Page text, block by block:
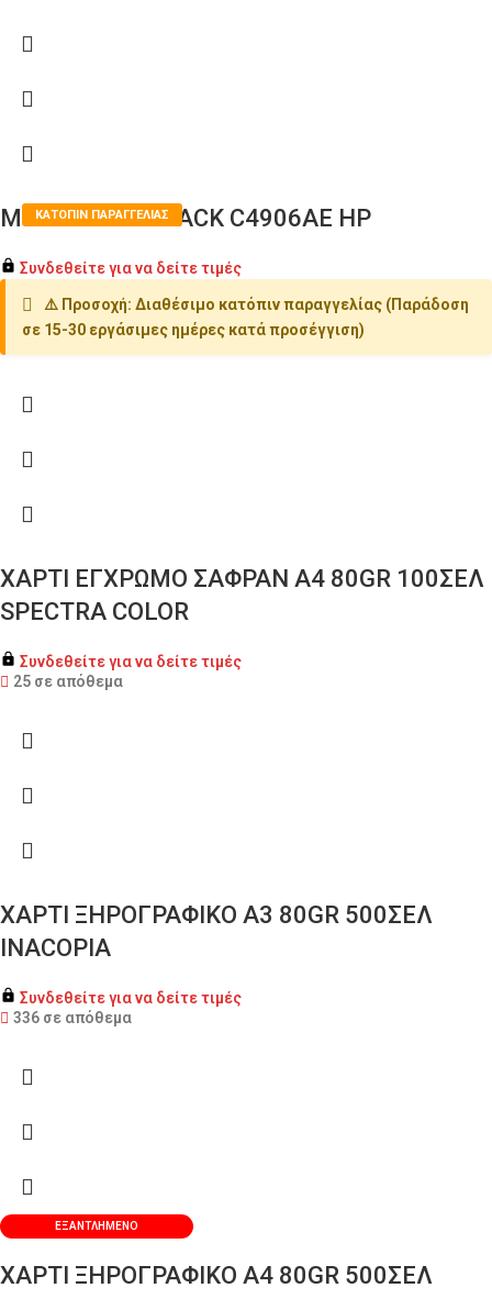
ΚΑΤΟΠΙΝ ΠΑΡΑΓΓΕΛΙΑΣ
ΜΕΛΑΝΙ 940 BLACK C4906AE HP
Συνδεθείτε για να δείτε τιμές
⚠️ Προσοχή: Διαθέσιμο κατόπιν παραγγελίας (Παράδοση
σε 15-30 εργάσιμες ημέρες κατά προσέγγιση)
ΧΑΡΤΙ ΕΓΧΡΩΜΟ ΣΑΦΡΑΝ Α4 80GR 100ΣΕΛ
SPECTRA COLOR
Συνδεθείτε για να δείτε τιμές
25 σε απόθεμα
ΧΑΡΤΙ ΞΗΡΟΓΡΑΦΙΚΟ Α3 80GR 500ΣΕΛ
INACOPIA
Συνδεθείτε για να δείτε τιμές
336 σε απόθεμα
ΕΞΑΝΤΛΗΜΈΝΟ
ΧΑΡΤΙ ΞΗΡΟΓΡΑΦΙΚΟ Α4 80GR 500ΣΕΛ